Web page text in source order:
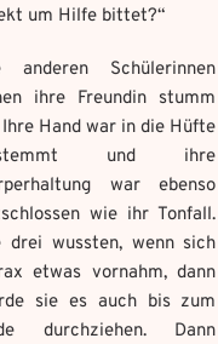
um Hilfe bittet?“
anderen Schülerinnen
ihre Freundin stumm
Ihre Hand war in die Hüfte
und ihre
war ebenso
wie ihr Tonfall.
drei wussten, wenn sich
etwas vornahm, dann
sie es auch bis zum
durchziehen. Dann